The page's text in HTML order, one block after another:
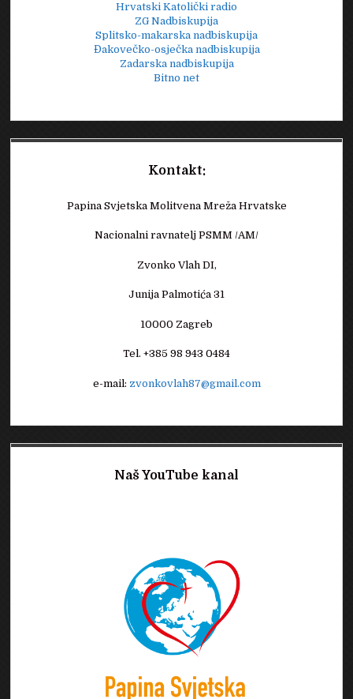
Hrvatski Katolički radio
ZG Nadbiskupija
Splitsko-makarska nadbiskupija
Đakovečko-osječka nadbiskupija
Zadarska nadbiskupija
Bitno net
Kontakt:
Papina Svjetska Molitvena Mreža Hrvatske
Nacionalni ravnatelj PSMM /AM/
Zvonko Vlah DI,
Junija Palmotića 31
10000 Zagreb
Tel. +385 98 943 0484
e-mail: zvonkovlah87@gmail.com
Naš YouTube kanal